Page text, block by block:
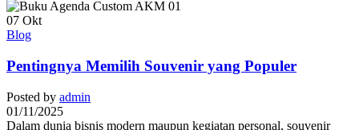
07 Okt
Blog
Pentingnya Memilih Souvenir yang Populer
Posted by admin
01/11/2025
Dalam dunia bisnis modern maupun kegiatan personal, souvenir